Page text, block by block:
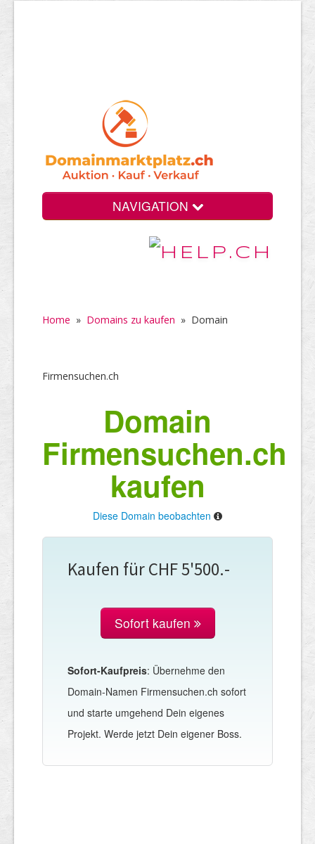
NAVIGATION
Home » Domains zu kaufen » Domain
Firmensuchen.ch
Domain
Firmensuchen.ch
kaufen
Diese Domain beobachten
Kaufen für CHF 5'500.-
Sofort kaufen
Sofort-Kaufpreis: Übernehme den
Domain-Namen Firmensuchen.ch sofort
und starte umgehend Dein eigenes
Projekt. Werde jetzt Dein eigener Boss.